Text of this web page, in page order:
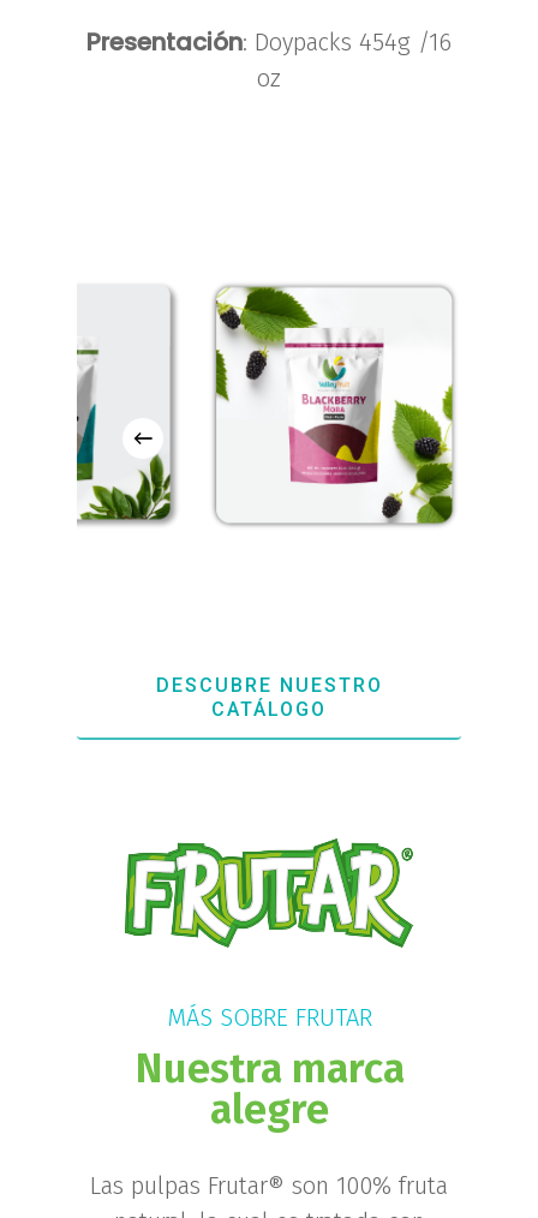
Presentación: Doypacks 454g /16
oz
DESCUBRE NUESTRO
CATÁLOGO
MÁS SOBRE FRUTAR
Nuestra marca
alegre
Las pulpas Frutar® son 100% fruta